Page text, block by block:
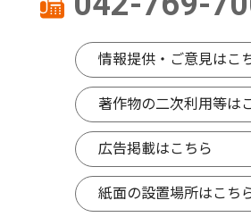
情報提供・ご意見はこ
著作物の二次利用等は
広告掲載はこちら
紙面の設置場所はこち